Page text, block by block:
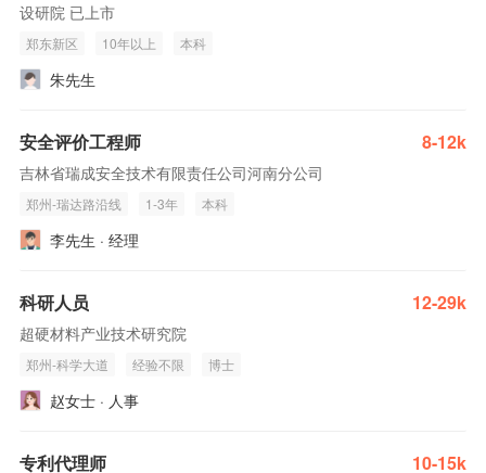
设研院 已上市
郑东新区 10年以上 本科
朱先生
安全评价工程师 8-12k
吉林省瑞成安全技术有限责任公司河南分公司
郑州-瑞达路沿线 1-3年 本科
李先生 · 经理
科研人员 12-29k
超硬材料产业技术研究院
郑州-科学大道 经验不限 博士
赵女士 · 人事
专利代理师 10-15k